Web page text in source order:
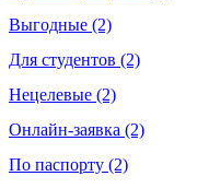
Выгодные (2)
Для студентов (2)
Нецелевые (2)
Онлайн-заявка (2)
По паспорту (2)